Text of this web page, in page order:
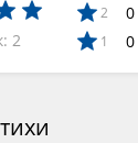
2
2 0
1 0